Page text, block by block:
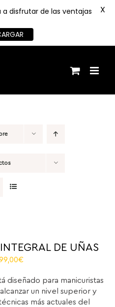
DE UÑAS
€
actual
es:
1.399,00€.
diseñado para manicuristas
un nivel superior y
más actuales del
disfrutar de las ventajas
X